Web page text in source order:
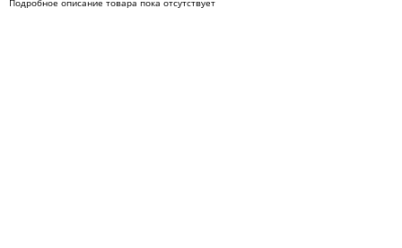
Подробное описание товара пока отсутствует